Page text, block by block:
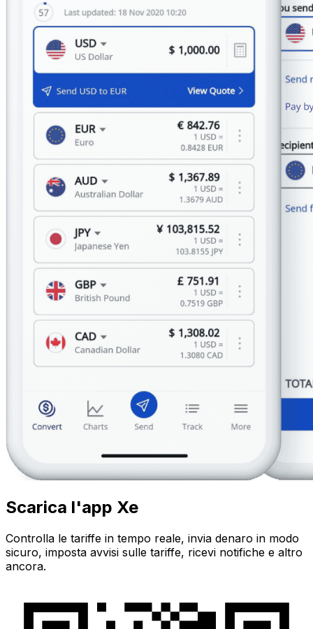
Scarica l'app Xe
Controlla le tariffe in tempo reale, invia denaro in modo
sicuro, imposta avvisi sulle tariffe, ricevi notifiche e altro
ancora.